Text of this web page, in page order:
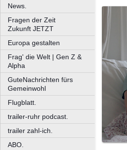
News.
Fragen der Zeit
Zukunft JETZT
Europa gestalten
Frag' die Welt | Gen Z &
Alpha
GuteNachrichten fürs
Gemeinwohl
Flugblatt.
trailer-ruhr podcast.
trailer zahl-ich.
ABO.